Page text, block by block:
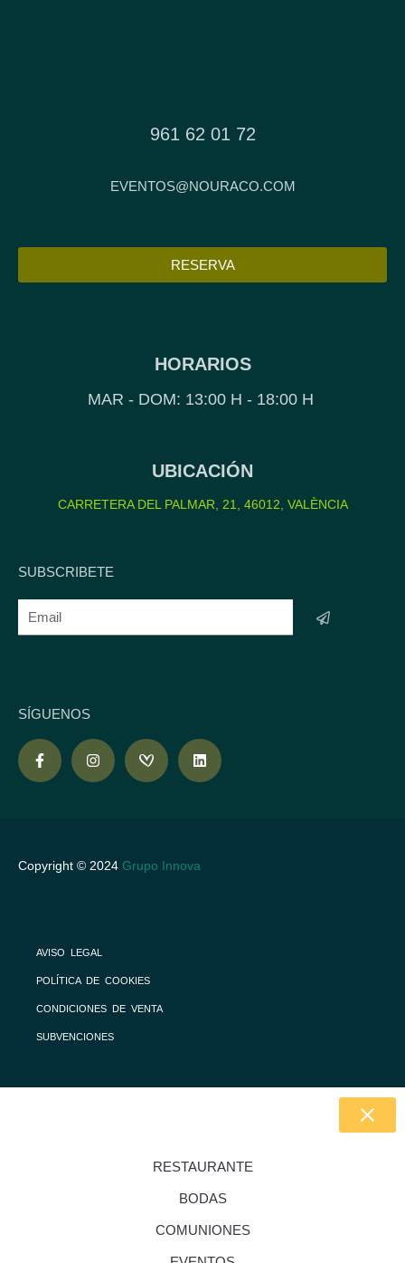
961 62 01 72
EVENTOS@NOURACO.COM
RESERVA
HORARIOS
MAR - DOM: 13:00 H - 18:00 H
UBICACIÓN
CARRETERA DEL PALMAR, 21, 46012, VALÈNCIA
SUBSCRIBETE
SÍGUENOS
Copyright © 2024 Grupo Innova
AVISO LEGAL
POLÍTICA DE COOKIES
CONDICIONES DE VENTA
SUBVENCIONES
RESTAURANTE
BODAS
COMUNIONES